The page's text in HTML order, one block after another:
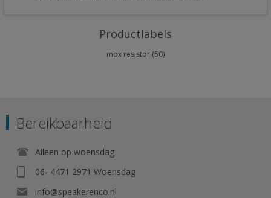
Productlabels
mox resistor (50)
Bereikbaarheid
Alleen op woensdag
06- 4471 2971 Woensdag
info@speakerenco.nl